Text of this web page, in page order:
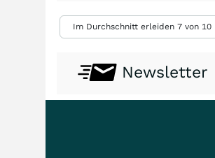
Im Durchschnitt erleiden 7 von
Newsletter